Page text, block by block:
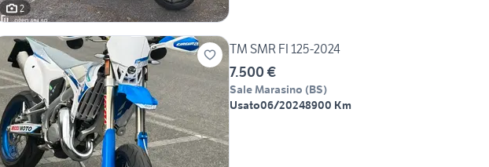
2
TM SMR FI 125-2024
7.500 €
Sale Marasino (BS)
Usato06/20248900 Km